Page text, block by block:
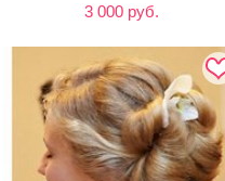
3 000 руб.